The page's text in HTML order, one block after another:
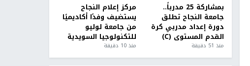
بمشاركة 25 مدرباً..
جامعة النجاح تطلق
دورة إعداد مدربي كرة
القدم المستوى (C)
منذ 51 دقيقة
مركز إعلام النجاح
يستضيف وفدًا أكاديميًا
من جامعة لوليو
للتكنولوجيا السويدية
منذ 10 دقيقة